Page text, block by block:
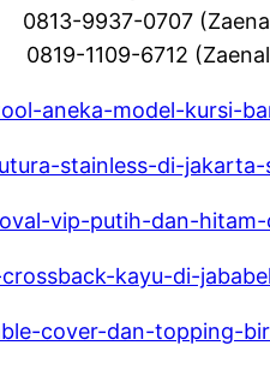
0813-9937-0707
0819-1109-6712
aneka-model-kursi-
stainless-di-
vip-putih-dan-
kayu-di-
cover-dan-topping-